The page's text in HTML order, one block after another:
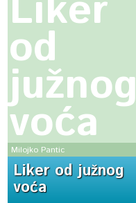
od
južnog
voća
Milojko Pantic
Liker od južnog
voća